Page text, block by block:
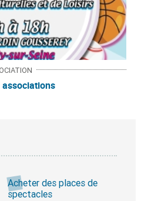
associations
Acheter des places de
spectacles